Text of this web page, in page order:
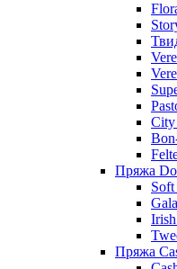
City
Пряжа
Пряжа